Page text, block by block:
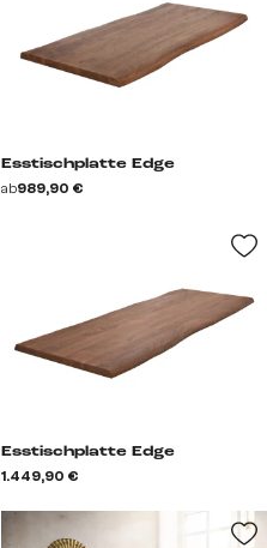
Esstischplatte Edge
ab989,90 €
Esstischplatte Edge
1.449,90 €